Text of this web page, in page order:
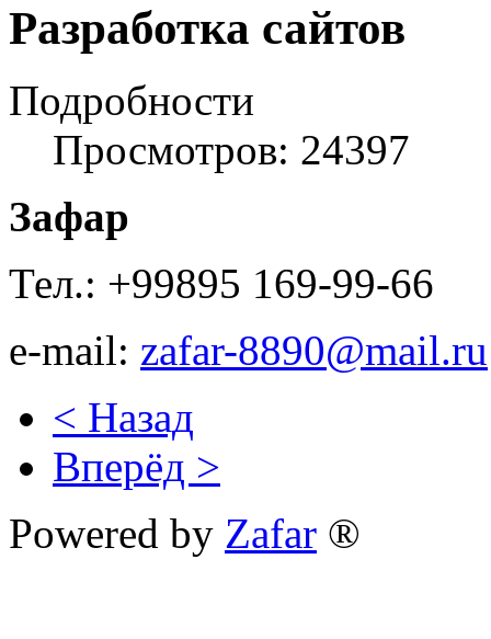
Разработка сайтов
Подробности
Просмотров: 24397
Зафар
Тел.: +99895 169-99-66
e-mail: zafar-8890@mail.ru
< Назад
Вперёд >
Powered by Zafar ®